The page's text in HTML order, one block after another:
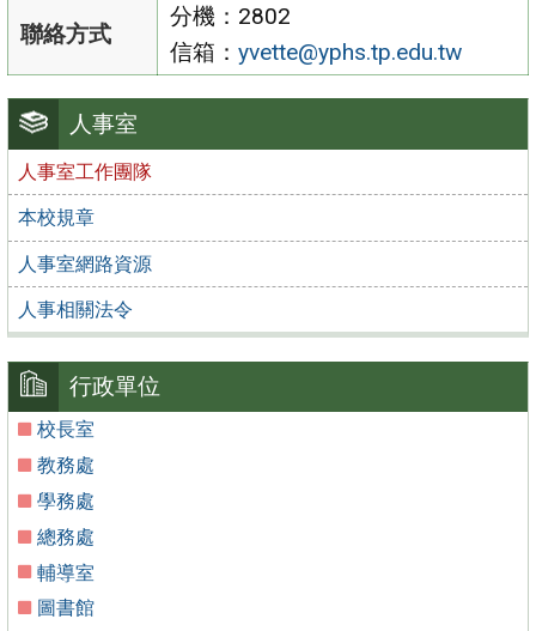
人事室
人事室工作團隊
本校規章
人事室網路資源
人事相關法令
行政單位
校長室
教務處
學務處
總務處
輔導室
圖書館
聯絡方式
分機：2802
信箱： yvette@yphs.tp.edu.tw